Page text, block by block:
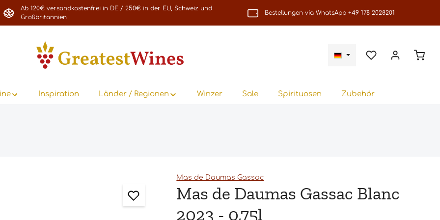
Ab 120€ versandkostenfrei in DE / 250€ in der EU, Schweiz und
Großbritannien
Bestellungen via WhatsApp +49 178 2028201
Du hast 0
Inspiration Länder / Regionen Winzer Sale Spirituosen Zubehör
Mas de Daumas Gassac
Mas de Daumas Gassac Blanc
2023 - 0,75l